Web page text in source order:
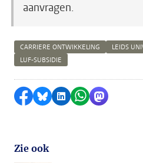
aanvragen.
CARRIERE ONTWIKKELING
LEIDS
LUF-SUBSIDIE
Delen op Facebook
Delen via Bluesky
Delen op LinkedIn
Delen via
Delen
Zie ook